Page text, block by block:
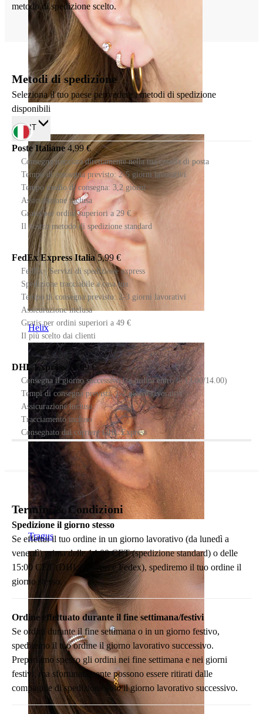
Lobo
Helix
Tragus
metodo di spedizione scelto.
Metodi di spedizione
Seleziona il tuo paese per vedere i metodi di spedizione
disponibili
IT
Poste Italiane 4,99 €
Consegna tracciata direttamente nella tua casella di posta
Tempo di consegna previsto: 2-5 giorni lavorativi
Tempo medio di consegna: 3,2 giorni
Assicurazione inclusa
Gratis per ordini superiori a 29 €
Il nostro metodo di spedizione standard
FedEx Express Italia 5,99 €
FedEx | Servizi di spedizione express
Spedizione tracciabile a casa tua
Tempo di consegna previsto: 2-3 giorni lavorativi
Assicurazione inclusa
Gratis per ordini superiori a 49 €
Il più scelto dai clienti
DHL Express 18,99 €
Consegna il giorno successivo (se ordini entro le 13.00/14.00)
Tempi di consegna previsti: 1-2 giorni lavorativi
Assicurazione inclusa
Tracciamento incluso
Consegnato dal corriere DHL Express
Termini & Condizioni
Spedizione il giorno stesso
Se effettui il tuo ordine in un giorno lavorativo (da lunedì a
venerdì) prima delle 14:00 CET (spedizione standard) o delle
15:00 CET (DHL Express e Fedex), spediremo il tuo ordine il
giorno stesso.
Ordine effettuato durante il fine settimana/festivi
Se ordini durante il fine settimana o in un giorno festivo,
spediremo il tuo ordine il giorno lavorativo successivo.
Prepariamo spesso gli ordini nei fine settimana e nei giorni
festivi, ma sfortunatamente possono essere ritirati dalle
compagnie di spedizione solo il giorno lavorativo successivo.